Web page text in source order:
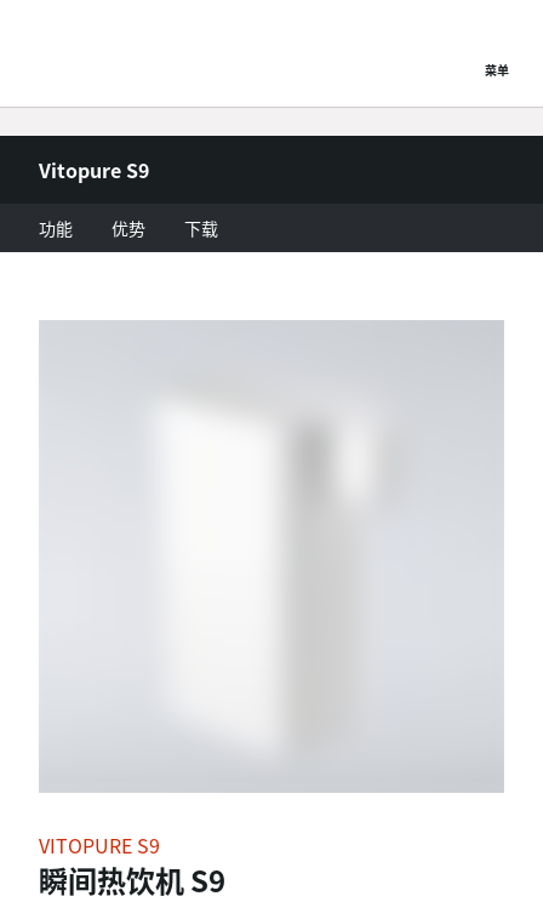
菜单
Vitopure S9
功能 优势 下载
VITOPURE S9
瞬间热饮机 S9